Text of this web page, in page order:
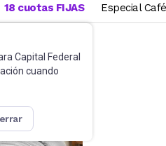
Capital Federal
cuando
cerrar
18 cuotas FIJAS Especial Café